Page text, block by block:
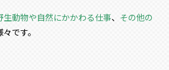
生動物や自然にかかわる仕事、 その他の
です。